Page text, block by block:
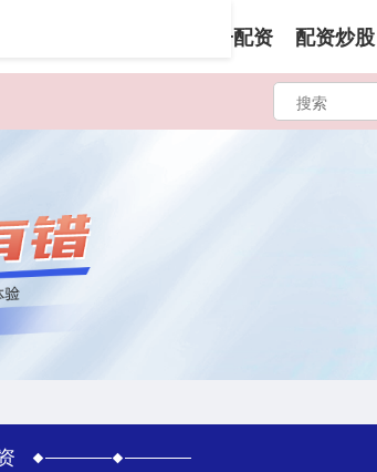
金斧子配资 配资炒股